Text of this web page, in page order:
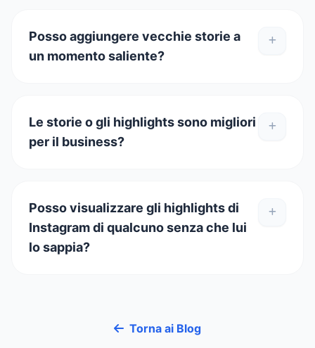
Posso aggiungere vecchie storie a
un momento saliente?
Le storie o gli highlights sono migliori
per il business?
Posso visualizzare gli highlights di
Instagram di qualcuno senza che lui
lo sappia?
Torna ai Blog